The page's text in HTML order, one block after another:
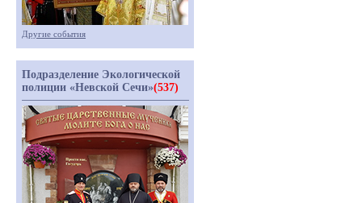
Другие события
Подразделение Экологической
полиции «Невской Сечи»(537)